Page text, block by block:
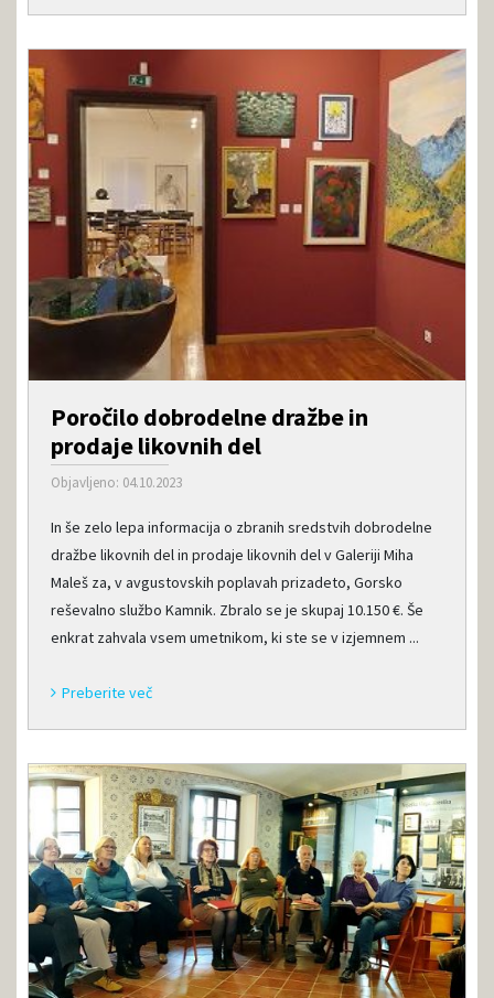
Poročilo dobrodelne dražbe in
prodaje likovnih del
Objavljeno: 04.10.2023
In še zelo lepa informacija o zbranih sredstvih dobrodelne
dražbe likovnih del in prodaje likovnih del v Galeriji Miha
Maleš za, v avgustovskih poplavah prizadeto, Gorsko
reševalno službo Kamnik. Zbralo se je skupaj 10.150 €. Še
enkrat zahvala vsem umetnikom, ki ste se v izjemnem ...
Preberite več